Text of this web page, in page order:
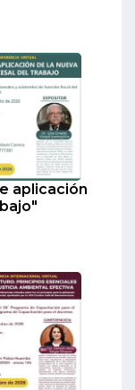
aplicación